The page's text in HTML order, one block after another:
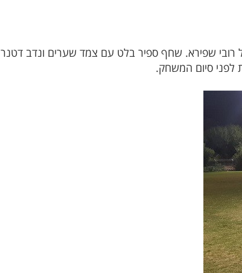
רובי שפירא. שחף ספיר בלט עם צמד שערים ונדב דטנר
לפני סיום המשחק.